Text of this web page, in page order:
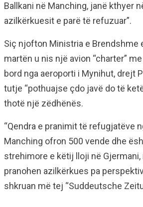
Ballkani në Manching, janë kthyer
azilkërkuesit e parë të refuzuar”.
Siç njofton Ministria e Brendshme
martën u nis një avion “charter”
bord nga aeroporti i Mynihut, drejt
tutje “pothuajse çdo javë do të
thotë një zëdhënës.
“Qendra e pranimit të refugjatëve
Manching ofron 500 vende dhe
strehimore e këtij lloji në Gjermani,
pranohen azilkërkues pa
shkruan më tej “Suddeutsche